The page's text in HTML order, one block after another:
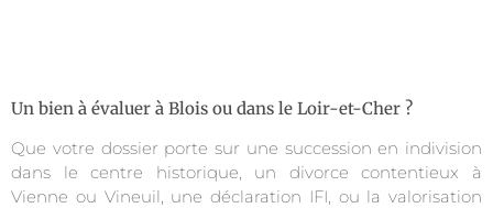
Un bien à évaluer à Blois ou dans le Loir-et-Cher ?
Que votre dossier porte sur une succession en indivision
dans le centre historique, un divorce contentieux à
Vienne ou Vineuil, une déclaration IFI, ou la valorisation